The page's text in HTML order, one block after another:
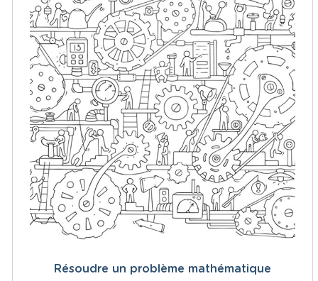
Résoudre un problème mathématique